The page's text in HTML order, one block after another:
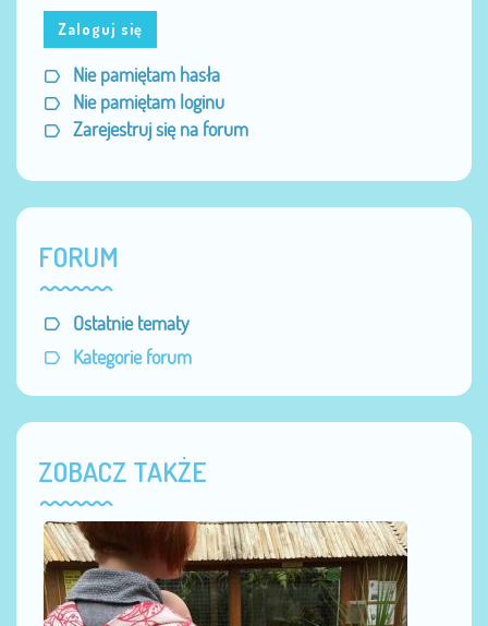
Zaloguj się
Nie pamiętam hasła
Nie pamiętam loginu
Zarejestruj się na forum
FORUM
Ostatnie tematy
Kategorie forum
ZOBACZ TAKŻE